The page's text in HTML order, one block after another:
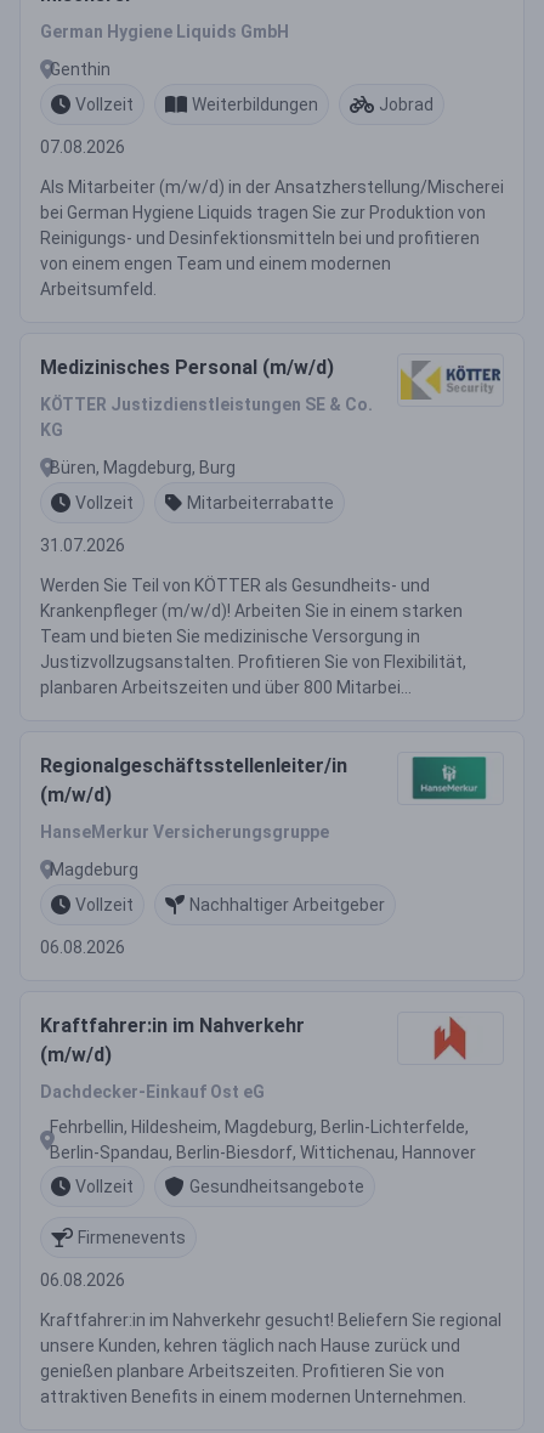
German Hygiene Liquids GmbH
Genthin
Vollzeit
Weiterbildungen Jobrad
07.08.2026
Als Mitarbeiter (m/w/d) in der Ansatzherstellung/Mischerei
bei German Hygiene Liquids tragen Sie zur Produktion von
Reinigungs- und Desinfektionsmitteln bei und profitieren
von einem engen Team und einem modernen
Arbeitsumfeld.
Medizinisches Personal (m/w/d)
KÖTTER Justizdienstleistungen SE & Co.
KG
Büren, Magdeburg, Burg
Vollzeit
Mitarbeiterrabatte
31.07.2026
Werden Sie Teil von KÖTTER als Gesundheits- und
Krankenpfleger (m/w/d)! Arbeiten Sie in einem starken
Team und bieten Sie medizinische Versorgung in
Justizvollzugsanstalten. Profitieren Sie von Flexibilität,
planbaren Arbeitszeiten und über 800 Mitarbei...
Regionalgeschäftsstellenleiter/in
(m/w/d)
HanseMerkur Versicherungsgruppe
Magdeburg
Vollzeit
Nachhaltiger Arbeitgeber
06.08.2026
Kraftfahrer:in im Nahverkehr
(m/w/d)
Dachdecker-Einkauf Ost eG
Fehrbellin, Hildesheim, Magdeburg, Berlin-Lichterfelde,
Berlin-Spandau, Berlin-Biesdorf, Wittichenau, Hannover
Vollzeit
Gesundheitsangebote
Firmenevents
06.08.2026
Kraftfahrer:in im Nahverkehr gesucht! Beliefern Sie regional
unsere Kunden, kehren täglich nach Hause zurück und
genießen planbare Arbeitszeiten. Profitieren Sie von
attraktiven Benefits in einem modernen Unternehmen.